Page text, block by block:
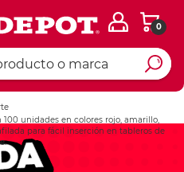
0
unidades en colores rojo, amarillo,
para fácil inserción en tableros de
Ingresar Codigo